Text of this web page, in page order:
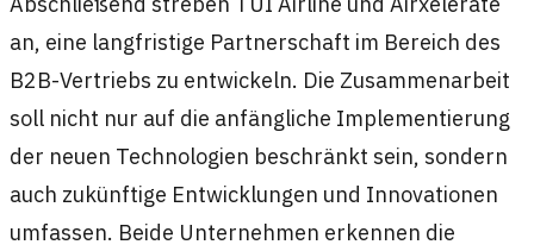
an, eine langfristige Partnerschaft im Bereich des
B2B-Vertriebs zu entwickeln. Die Zusammenarbeit
soll nicht nur auf die anfängliche Implementierung
der neuen Technologien beschränkt sein, sondern
auch zukünftige Entwicklungen und Innovationen
umfassen. Beide Unternehmen erkennen die